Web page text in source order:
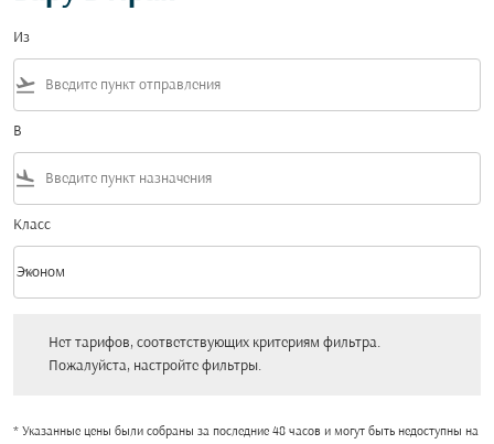
Из
flight_takeoff
В
flight_land
Класс
Класс option Эконом Selected
Эконом
keyboard_arrow_down
Нет тарифов, соответствующих критериям фильтра.
Пожалуйста, настройте фильтры.
* Указанные цены были собраны за последние 48 часов и могут быть недоступны на